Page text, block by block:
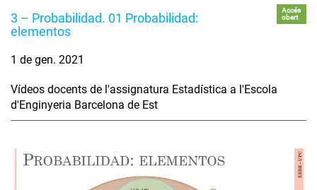
3 – Probabilidad. 01 Probabilidad:
elementos
Accés
obert
1 de gen. 2021
Vídeos docents de l'assignatura Estadística a l'Escola
d'Enginyeria Barcelona de Est